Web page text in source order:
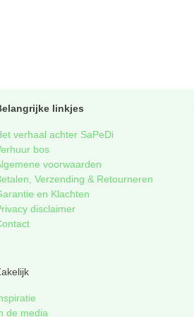
linkjes
verhaal achter SaPeDi
bos
voorwaarden
Verzending & Retourneren
en Klachten
disclaimer
de media